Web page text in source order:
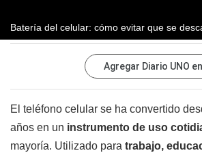
Batería del celular: cómo evitar que se
Agregar Diario UNO en
El teléfono celular se ha convertido
años en un instrumento de uso
mayoría. Utilizado para trabajo,